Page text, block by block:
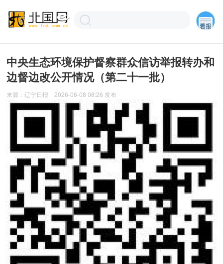
中央生态环境保护督察群众信访举报转办和
边督边改公开情况（第二十一批）
来源：辽宁日报 2026-06-08 08:26 发布